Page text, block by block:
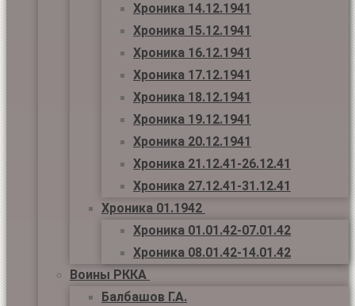
Хроника 14.12.1941
Хроника 15.12.1941
Хроника 16.12.1941
Хроника 17.12.1941
Хроника 18.12.1941
Хроника 19.12.1941
Хроника 20.12.1941
Хроника 21.12.41-26.12.41
Хроника 27.12.41-31.12.41
Хроника 01.1942
Хроника 01.01.42-07.01.42
Хроника 08.01.42-14.01.42
Воины РККА
Балбашов Г.А.